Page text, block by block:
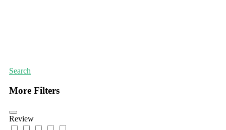
Search
More Filters
Review